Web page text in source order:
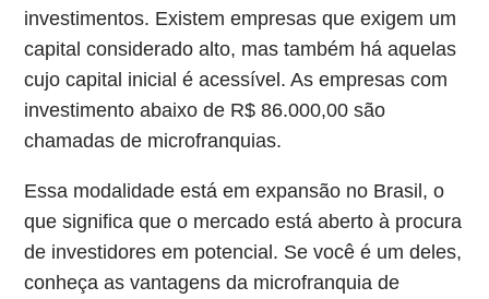
investimentos. Existem empresas que exigem um
capital considerado alto, mas também há aquelas
cujo capital inicial é acessível. As empresas com
investimento abaixo de R$ 86.000,00 são
chamadas de microfranquias.
Essa modalidade está em expansão no Brasil, o
que significa que o mercado está aberto à procura
de investidores em potencial. Se você é um deles,
conheça as vantagens da microfranquia de